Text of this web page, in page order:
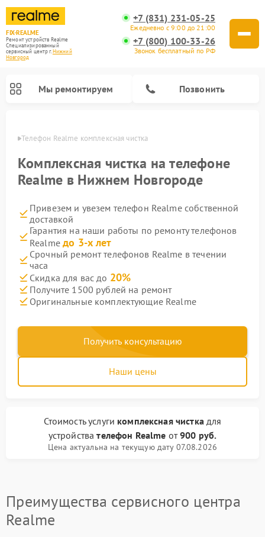
FIX-REALME
Ремонт устройств Realme
Специализированный
cервисный центр г.Нижний
Новгород
+7 (831) 231-05-25
Ежедневно с 9:00 до 21:00
+7 (800) 100-33-26
Звонок бесплатный по РФ
Мы ремонтируем Позвонить
Телефон Realme комплексная чистка
Комплексная чистка на телефоне
Realme в Нижнем Новгороде
Привезем и увезем телефон Realme собственной
доставкой
Гарантия на наши работы по ремонту телефонов
Realmeдо 3-х лет
Срочный ремонт телефонов Realme в течении
часа
Скидка для вас до 20%
Получите 1500 рублей на ремонт
Оригинальные комплектующие Realme
Получить консультацию
Наши цены
Стоимость услуги комплексная чисткадля
устройствателефон Realme от900 руб.
Цена актуальна на текущую дату 07.08.2026
Преимущества сервисного центра
Realme